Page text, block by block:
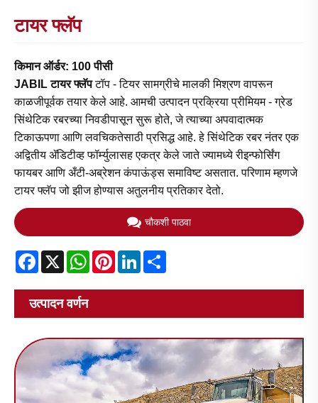
टायर फ्लॅप
किमान ऑर्डर: 100 पीसी
JABIL टायर फ्लॅप टॉप - टियर सामग्रीचे मालकी मिश्रण वापरून
काळजीपूर्वक तयार केले आहे. आमची उत्पादन प्रक्रिया प्रीमियम - ग्रेड
सिंथेटिक रबरच्या निवडीपासून सुरू होते, जे त्याच्या अपवादात्मक
टिकाऊपणा आणि लवचिकतेसाठी प्रसिद्ध आहे. हे सिंथेटिक रबर नंतर एक
अद्वितीय ॲडिटीव्ह फॉर्म्युलासह एकत्र केले जाते ज्यामध्ये रीइन्फोर्सिंग
फायबर आणि अँटी-अब्रेशन कंपाऊंड्स समाविष्ट असतात. परिणाम म्हणजे
टायर फ्लॅप जो झीज होण्यास अतुलनीय प्रतिकार देतो.
चौकशी पाठवा
Facebook
X WhatsApp
PinterestLinkedIn
उत्पादन वर्णन